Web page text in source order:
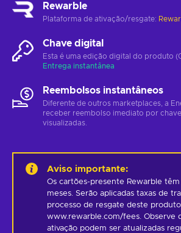
Rewarble
Plataforma de ativação/resgate:
Chave digital
Esta é uma edição digital do produto
Entrega instantânea
Reembolsos instantâneos
Diferente de outros marketplaces, a
receber reembolso imediato por
visualizadas.
Aviso importante:
Os cartões-presente Rewarble
meses. Serão aplicadas taxas de
processo de resgate deste
www.rewarble.com/fees. Observe
ativação podem ser atualizadas